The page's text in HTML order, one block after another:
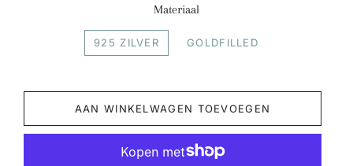
Materiaal
925 ZILVER GOLDFILLED
AAN WINKELWAGEN TOEVOEGEN